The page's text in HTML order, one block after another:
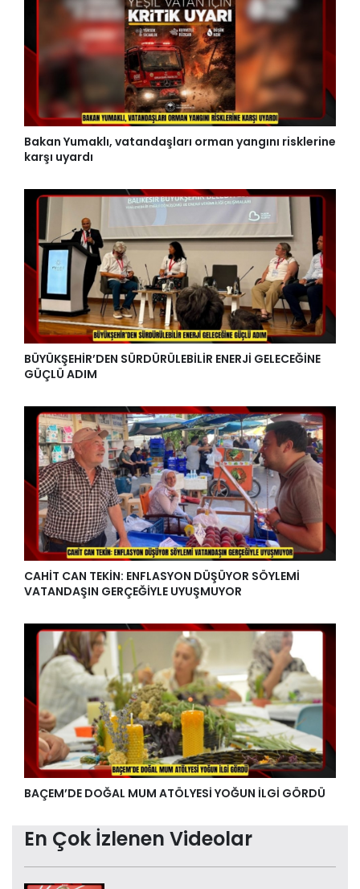
Bakan Yumaklı, vatandaşları orman yangını risklerine
karşı uyardı
BÜYÜKŞEHİR’DEN SÜRDÜRÜLEBİLİR ENERJİ GELECEĞİNE
GÜÇLÜ ADIM
CAHİT CAN TEKİN: ENFLASYON DÜŞÜYOR SÖYLEMİ
VATANDAŞIN GERÇEĞİYLE UYUŞMUYOR
BAÇEM’DE DOĞAL MUM ATÖLYESİ YOĞUN İLGİ GÖRDÜ
En Çok İzlenen Videolar